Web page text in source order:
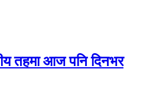
तहमा आज पनि दिनभर